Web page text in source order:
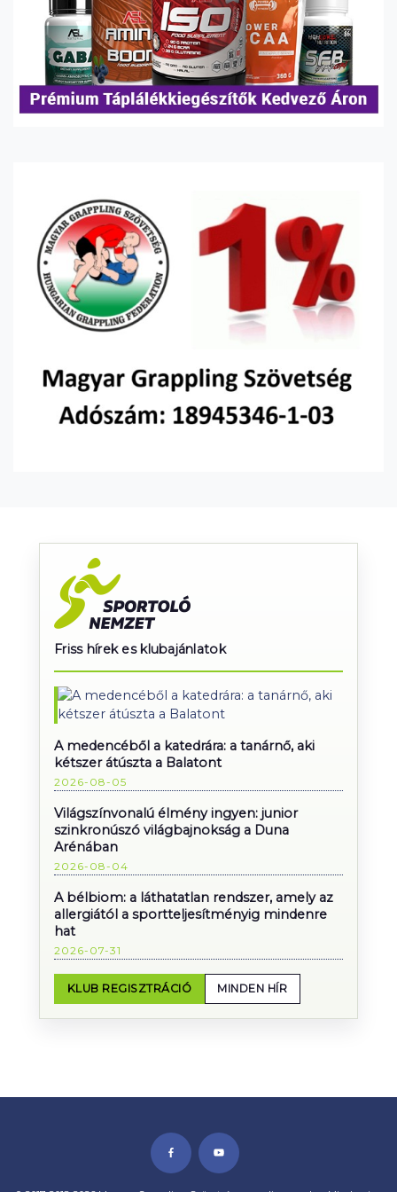
Friss hírek es klubajánlatok
A medencéből a katedrára: a tanárnő, aki
kétszer átúszta a Balatont
2026-08-05
Világszínvonalú élmény ingyen: junior
szinkronúszó világbajnokság a Duna
Arénában
2026-08-04
A bélbiom: a láthatatlan rendszer, amely az
allergiától a sportteljesítményig mindenre
hat
2026-07-31
KLUB REGISZTRÁCIÓ MINDEN HÍR